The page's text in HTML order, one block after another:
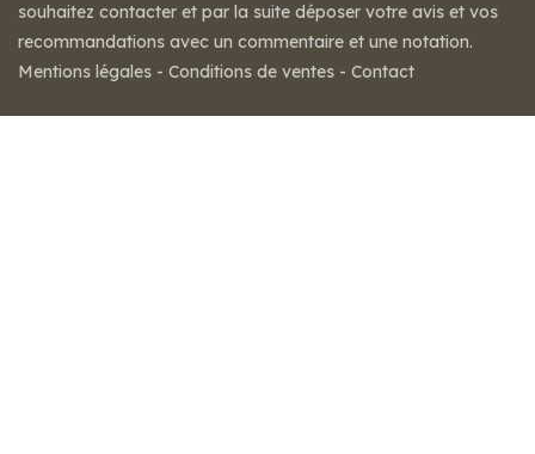
souhaitez contacter et par la suite déposer votre avis et vos
recommandations avec un commentaire et une notation.
Mentions légales - Conditions de ventes - Contact